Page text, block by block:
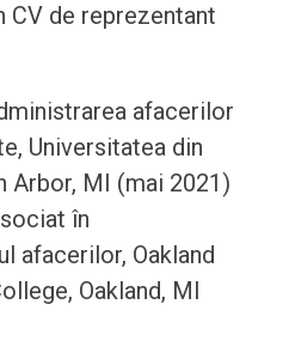
CV de reprezentant
afacerilor
Universitatea din
Arbor, MI (mai 2021)
în
afacerilor, Oakland
Oakland, MI